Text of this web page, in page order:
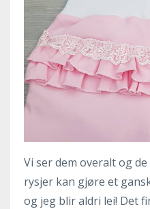
Vi ser dem overalt og
rysjer kan gjøre et
og jeg blir aldri lei! Det